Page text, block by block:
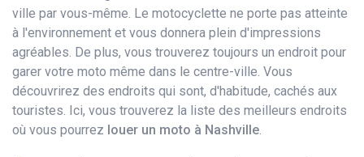
ville par vous-même. Le motocyclette ne porte pas atteinte
à l'environnement et vous donnera plein d'impressions
agréables. De plus, vous trouverez toujours un endroit pour
garer votre moto même dans le centre-ville. Vous
découvrirez des endroits qui sont, d'habitude, cachés aux
touristes. Ici, vous trouverez la liste des meilleurs endroits
où vous pourrez louer un moto à Nashville.